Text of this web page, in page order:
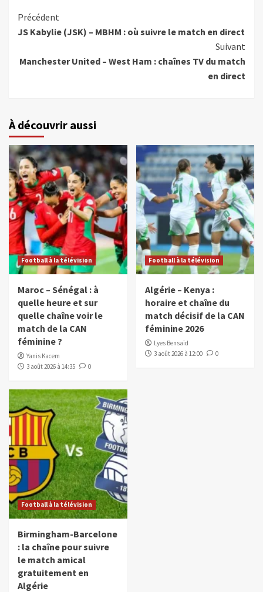
Précédent
JS Kabylie (JSK) – MBHM : où suivre le match en direct
Suivant
Manchester United – West Ham : chaînes TV du match
en direct
À découvrir aussi
Football à la télévision
Maroc – Sénégal : à
quelle heure et sur
quelle chaîne voir le
match de la CAN
féminine ?
Yanis Kacem
3 août 2026 à 14:35
0
Football à la télévision
Algérie – Kenya :
horaire et chaîne du
match décisif de la CAN
féminine 2026
Lyes Bensaïd
3 août 2026 à 12:00
0
Football à la télévision
Birmingham-Barcelone
: la chaîne pour suivre
le match amical
gratuitement en
Algérie